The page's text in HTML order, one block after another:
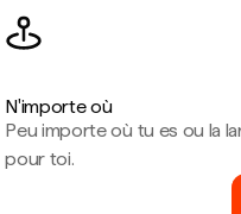
N'importe où
Peu importe où tu es ou la
pour toi.